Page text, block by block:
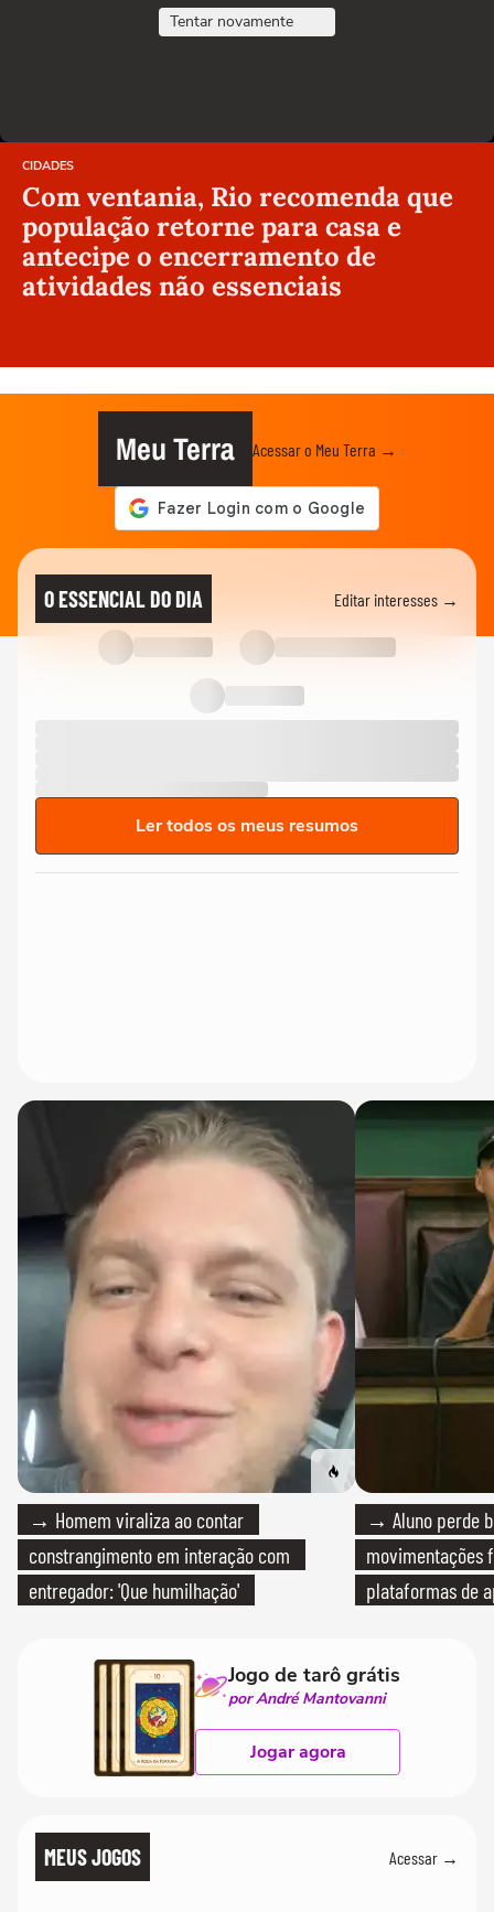
Tentar novamente
CIDADES
Com ventania, Rio recomenda que
população retorne para casa e
antecipe o encerramento de
atividades não essenciais
Meu Terra Acessar o Meu Terra →
O ESSENCIAL DO DIA Editar interesses →
Ler todos os meus resumos
→ Homem viraliza ao contar
constrangimento em interação com
entregador: 'Que humilhação'
→ Aluno perde
movimentações
plataformas de
Jogo de tarô grátis
por André Mantovanni
Jogar agora
MEUS JOGOS Acessar →